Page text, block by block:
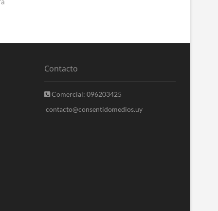
Contacto
Comercial: 096203425
contacto@consentidomedios.uy